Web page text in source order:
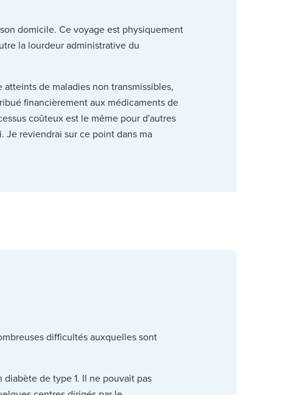
domicile. Ce voyage est physiquement
la lourdeur administrative du
de maladies non transmissibles,
financièrement aux médicaments de
coûteux est le même pour d'autres
Je reviendrai sur ce point dans ma
difficultés auxquelles sont
de type 1. Il ne pouvait pas